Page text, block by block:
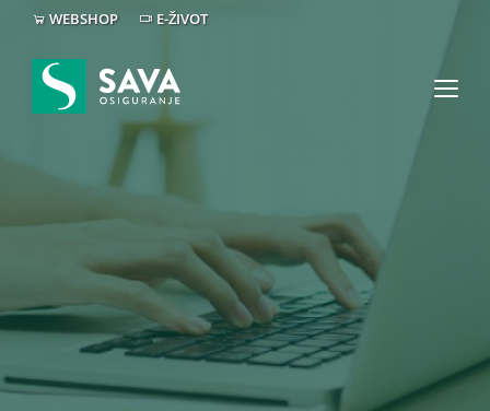
WEBSHOP E-ŽIVOT